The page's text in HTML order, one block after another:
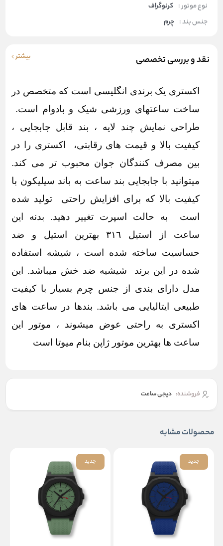
نوع موتور : کرنوگراف
جنس بند : چرم
نقد و بررسی تخصصی بیشتر
اکستری یک برندی انگلیسی است که متخصص در
ساخت ساعتهای ورزشی شیک و بادوام است.
طراحی نمایش چند لایه ، بند قابل جابجایی ،
کیفیت بالا و قیمت های رقابتی، اکستری را در
بین مصرف کنندگان جوان محبوب تر می کند.
میتوانید با جابجایی بند ساعت به باند سیلیکون با
کیفیت بالا که برای افزایش راحتی تولید شده
است به حالت اسپرت تغییر دهید. بدنه این
ساعت از استیل ٣١٦ بهترین استیل و ضد
حساسیت ساخته شده است ، شیشه استفاده
شده در این برند شیشیه ضد خش میباشد. این
مدل دارای بندی از جنس چرم بسیار با کیفیت
طبیعی ایتالیایی می باشد. بندها در ساعت های
اکستری به راحتی عوض میشوند ، موتور این
ساعت ها بهترین موتور ژاپن بنام میوتا است
فروشنده: دیجی ساعت
محصولات مشابه
جدید جدید